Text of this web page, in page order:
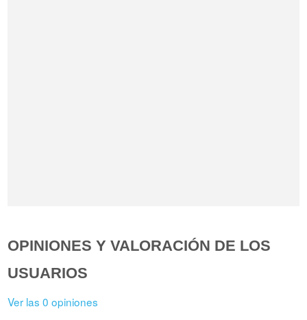
OPINIONES Y VALORACIÓN DE LOS
USUARIOS
Ver las 0 opiniones